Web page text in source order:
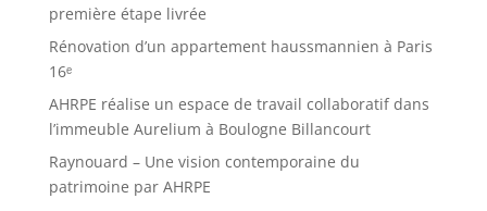
première étape livrée
Rénovation d’un appartement haussmannien à Paris
16ᵉ
AHRPE réalise un espace de travail collaboratif dans
l’immeuble Aurelium à Boulogne Billancourt
Raynouard – Une vision contemporaine du
patrimoine par AHRPE